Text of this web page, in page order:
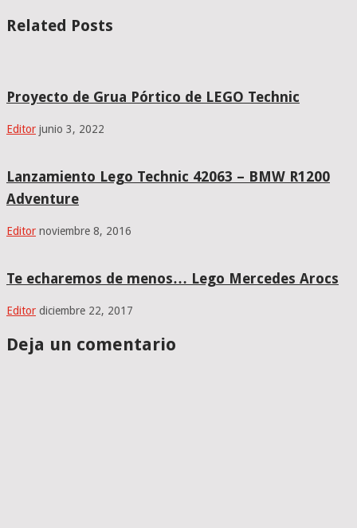
Related Posts
Proyecto de Grua Pórtico de LEGO Technic
Editor junio 3, 2022
Lanzamiento Lego Technic 42063 – BMW R1200
Adventure
Editor noviembre 8, 2016
Te echaremos de menos… Lego Mercedes Arocs
Editor diciembre 22, 2017
Deja un comentario